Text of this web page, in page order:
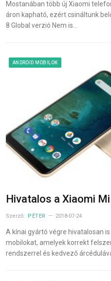
Mostanában több új Xiaomi
áron kapható, ezért csináltunk
8 Global verzió Nem is…
ANDROID MOBILOK
Hivatalos a Xiaomi
Szerző: PÉTER 2018-07-24
A kínai gyártó végre hivatalosan
mobilokat, amelyek korrekt
rendszerrel és kedvező